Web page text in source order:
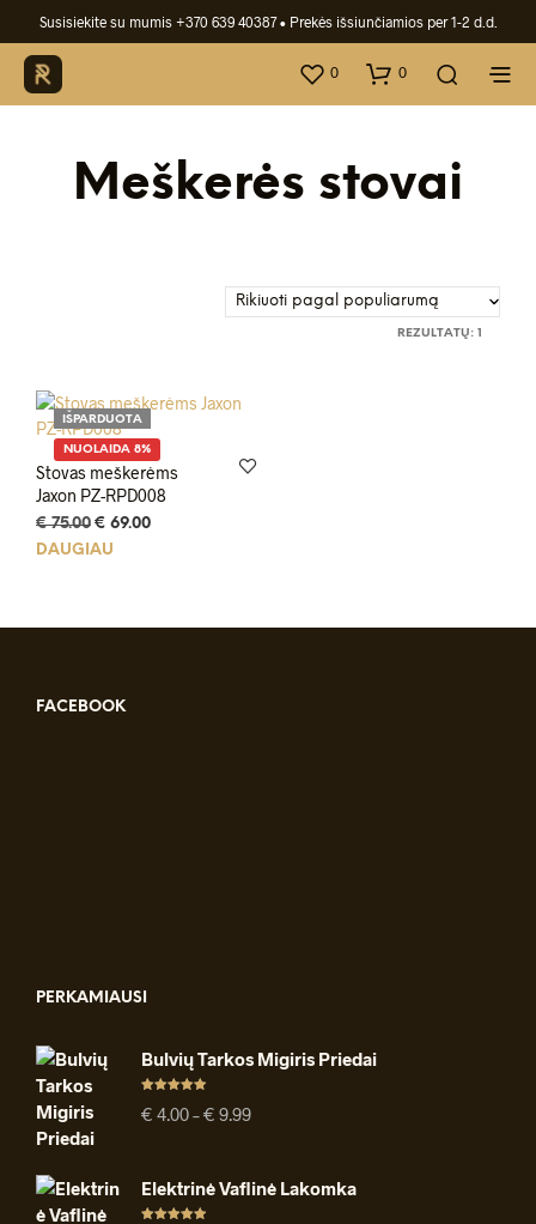
Susisiekite su mumis +370 639 40387• Prekės išsiunčiamios per 1-2 d.d.
0 0
Meškerės stovai
REZULTATŲ: 1
IŠPARDUOTA
NUOLAIDA 8%
Stovas meškerėms
Jaxon PZ-RPD008
€75.00 Original
price
€ 69.00Current
DAUGIAU
FACEBOOK
PERKAMIAUSI
Bulvių Tarkos Migiris Priedai
:4.91iš 5
€ 4.00–€ 9.99Price
through
€ 9.99
Elektrinė Vaflinė Lakomka